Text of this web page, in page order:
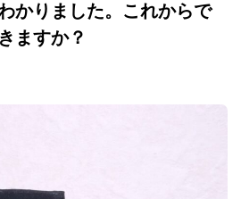
かりました。これからで
ますか？